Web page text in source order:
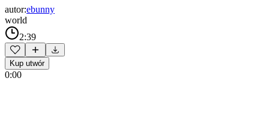
autor:ebunny
world
2:39
Kup utwór
0:00